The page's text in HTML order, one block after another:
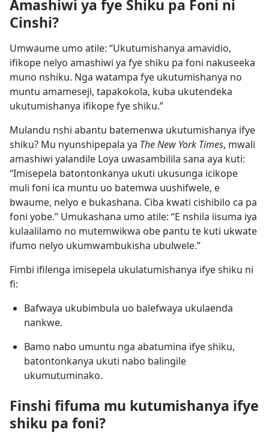
Amashiwi ya fye Shiku pa Foni ni
Cinshi?
Umwaume umo atile: “Ukutumishanya amavidio,
ifikope nelyo amashiwi ya fye shiku pa foni nakuseeka
muno nshiku. Nga watampa fye ukutumishanya no
muntu amameseji, tapakokola, kuba ukutendeka
ukutumishanya ifikope fye shiku.”
Mulandu nshi abantu batemenwa ukutumishanya ifye
shiku? Mu nyunshipepala ya The New York Times, mwali
amashiwi yalandile Loya uwasambilila sana aya kuti:
“Imisepela batontonkanya ukuti ukusunga icikope
muli foni ica muntu uo batemwa uushifwele, e
bwaume, nelyo e bukashana. Ciba kwati cishibilo ca pa
foni yobe.” Umukashana umo atile: “E nshila iisuma iya
kulaalilamo no mutemwikwa obe pantu te kuti ukwate
ifumo nelyo ukumwambukisha ubulwele.”
Fimbi ifilenga imisepela ukulatumishanya ifye shiku ni
fi:
Bafwaya ukubimbula uo balefwaya ukulaenda
nankwe.
Bamo nabo umuntu nga abatumina ifye shiku,
batontonkanya ukuti nabo balingile
ukumutuminako.
Finshi fifuma mu kutumishanya ifye
shiku pa foni?